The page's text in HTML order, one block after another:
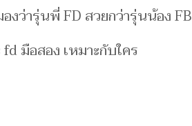
ว่ารุ่นพี่ FD สวยกว่ารุ่นน้อง FB
มือสอง เหมาะกับใคร